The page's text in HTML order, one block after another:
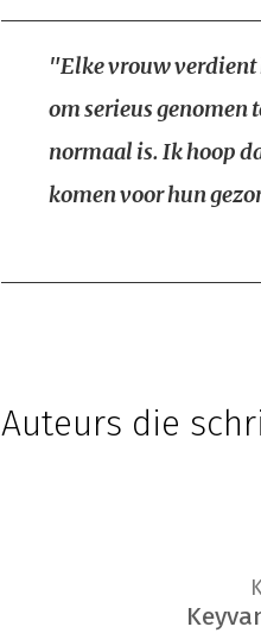
"Elke vrouw verdient
om serieus genomen
normaal is. Ik hoop
komen voor hun
Auteurs die